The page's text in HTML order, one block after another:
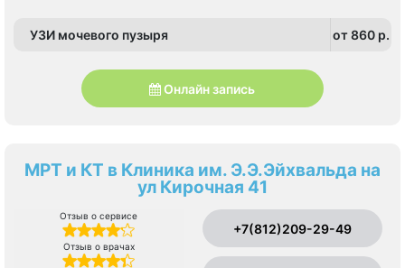
УЗИ мочевого пузыря от 860 p.
Онлайн запись
МРТ и КТ в Клиника им. Э.Э.Эйхвальда на
ул Кирочная 41
Отзыв о сервисе
Отзыв о врачах
+7(812)209-29-49